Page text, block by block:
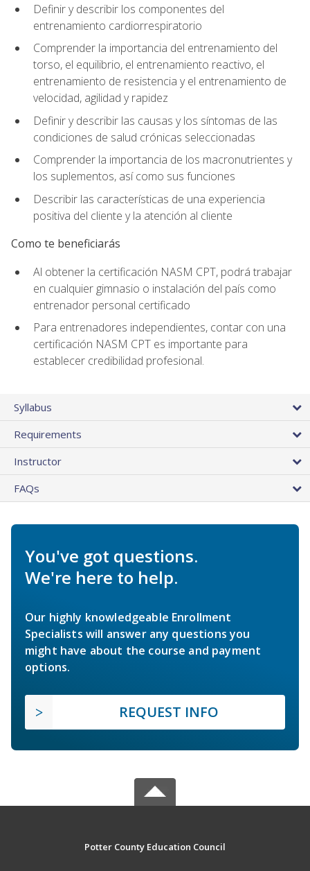
Definir y describir los componentes del
entrenamiento cardiorrespiratorio
Comprender la importancia del entrenamiento del
torso, el equilibrio, el entrenamiento reactivo, el
entrenamiento de resistencia y el entrenamiento de
velocidad, agilidad y rapidez
Definir y describir las causas y los síntomas de las
condiciones de salud crónicas seleccionadas
Comprender la importancia de los macronutrientes y
los suplementos, así como sus funciones
Describir las características de una experiencia
positiva del cliente y la atención al cliente
Como te beneficiarás
Al obtener la certificación NASM CPT, podrá trabajar
en cualquier gimnasio o instalación del país como
entrenador personal certificado
Para entrenadores independientes, contar con una
certificación NASM CPT es importante para
establecer credibilidad profesional.
Syllabus
Requirements
Instructor
FAQs
You've got questions.
We're here to help.
Our highly knowledgeable Enrollment
Specialists will answer any questions you
might have about the course and payment
options.
REQUEST INFO
Potter County Education Council